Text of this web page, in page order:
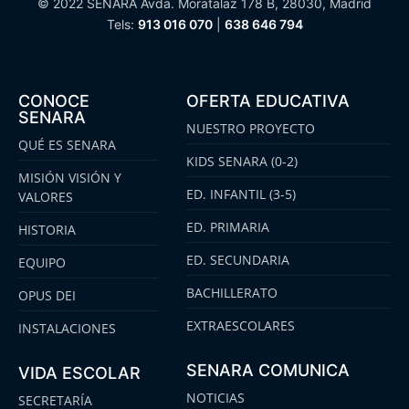
Tels: 913 016 070| 638 646 794
CONOCE
SENARA
QUÉ ES SENARA
MISIÓN VISIÓN Y
VALORES
HISTORIA
EQUIPO
OPUS DEI
INSTALACIONES
VIDA ESCOLAR
SECRETARÍA
OFERTA EDUCATIVA
NUESTRO PROYECTO
KIDS SENARA (0-2)
ED. INFANTIL (3-5)
ED. PRIMARIA
ED. SECUNDARIA
BACHILLERATO
EXTRAESCOLARES
SENARA COMUNICA
NOTICIAS